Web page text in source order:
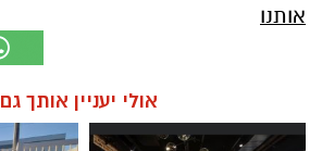
אותנו
אולי יעניין אותך גם